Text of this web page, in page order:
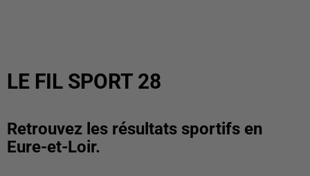
LE FIL SPORT 28
Retrouvez les résultats sportifs en
Eure-et-Loir.